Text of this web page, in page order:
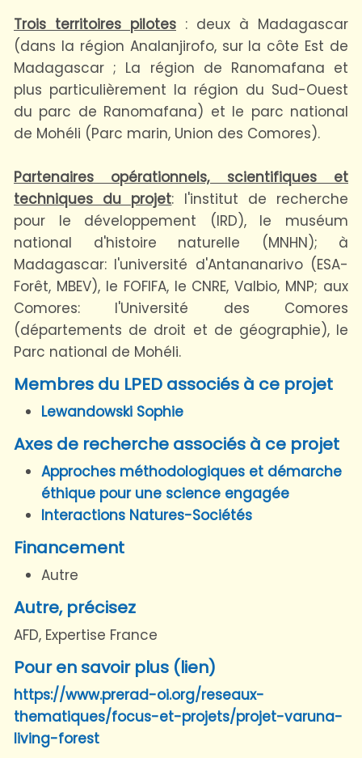
Trois territoires pilotes : deux à Madagascar
(dans la région Analanjirofo, sur la côte Est de
Madagascar ; La région de Ranomafana et
plus particulièrement la région du Sud-Ouest
du parc de Ranomafana) et le parc national
de Mohéli (Parc marin, Union des Comores).
Partenaires opérationnels, scientifiques et
techniques du projet: l'institut de recherche
pour le développement (IRD), le muséum
national d'histoire naturelle (MNHN); à
Madagascar: l'université d'Antananarivo (ESA-
Forêt, MBEV), le FOFIFA, le CNRE, Valbio, MNP; aux
Comores: l'Université des Comores
(départements de droit et de géographie), le
Parc national de Mohéli.
Membres du LPED associés à ce projet
Lewandowski Sophie
Axes de recherche associés à ce projet
Approches méthodologiques et démarche
éthique pour une science engagée
Interactions Natures-Sociétés
Financement
Autre
Autre, précisez
AFD, Expertise France
Pour en savoir plus (lien)
https://www.prerad-oi.org/reseaux-
thematiques/focus-et-projets/projet-varuna-
living-forest